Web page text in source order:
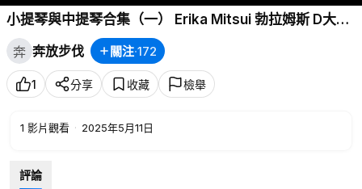
小提琴與中提琴合集（一） Erika Mitsui 勃拉姆斯 D大調
小提琴協奏曲 作品77 2023
奔 奔放步伐 關注·172
1 分享 收藏 檢舉
1 影片觀看 · 2025年5月11日
評論